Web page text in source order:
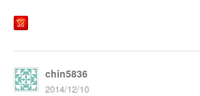
chin5836
2014/12/10